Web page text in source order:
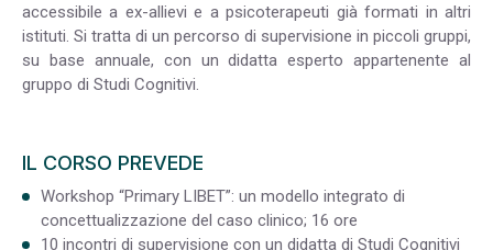
accessibile a ex-allievi e a psicoterapeuti già formati in altri
istituti. Si tratta di un percorso di supervisione in piccoli gruppi,
su base annuale, con un didatta esperto appartenente al
gruppo di Studi Cognitivi.
IL CORSO PREVEDE
Workshop “Primary LIBET”: un modello integrato di
concettualizzazione del caso clinico; 16 ore
10 incontri di supervisione con un didatta di Studi Cognitivi